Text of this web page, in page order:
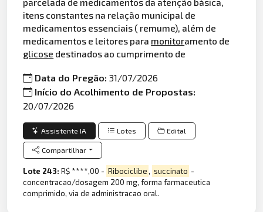
itens constantes na relação municipal de
medicamentos essenciais ( remume), além de
medicamentos e leitores para monitoramento de
glicose destinados ao cumprimento de
Data do Pregão:31/07/2026
Início do Acolhimento de Propostas:
20/07/2026
Assistente IA Lotes Edital
Compartilhar
Lote 243:R$ ****,00 - Ribociclibe, succinato -
concentracao/dosagem 200 mg, forma farmaceutica
comprimido, via de administracao oral.